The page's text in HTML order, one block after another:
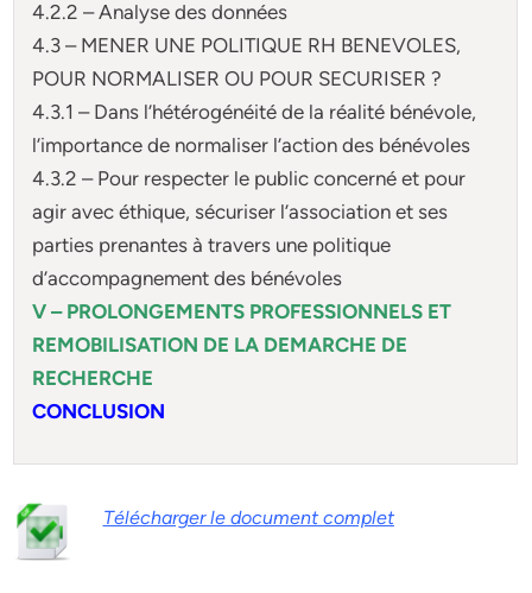
4.2.2 – Analyse des données
4.3 – MENER UNE POLITIQUE RH BENEVOLES,
POUR NORMALISER OU POUR SECURISER ?
4.3.1 – Dans l’hétérogénéité de la réalité bénévole,
l’importance de normaliser l’action des bénévoles
4.3.2 – Pour respecter le public concerné et pour
agir avec éthique, sécuriser l’association et ses
parties prenantes à travers une politique
d’accompagnement des bénévoles
V – PROLONGEMENTS PROFESSIONNELS ET
REMOBILISATION DE LA DEMARCHE DE
RECHERCHE
CONCLUSION
Télécharger le document complet